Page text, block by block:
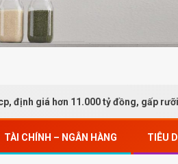
11.000 tỷ đồng, gấp rưỡi công ty
TÀI CHÍNH – NGÂN HÀNG TIÊU